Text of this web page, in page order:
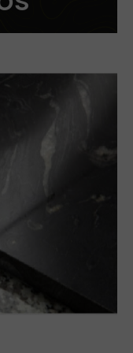
Ver más